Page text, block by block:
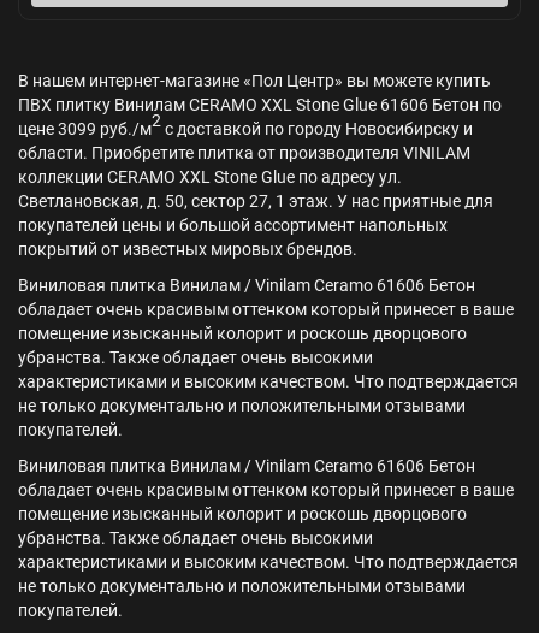
В нашем интернет-магазине «Пол Центр» вы можете купить
ПВХ плитку Винилам CERAMO XXL Stone Glue 61606 Бетон по
цене 3099 руб./м2с доставкой по городу Новосибирску и
области. Приобретите плитка от производителя VINILAM
коллекции CERAMO XXL Stone Glue по адресу ул.
Светлановская, д. 50, сектор 27, 1 этаж. У нас приятные для
покупателей цены и большой ассортимент напольных
покрытий от известных мировых брендов.
Виниловая плитка Винилам / Vinilam Ceramo 61606 Бетон
обладает очень красивым оттенком который принесет в ваше
помещение изысканный колорит и роскошь дворцового
убранства. Также обладает очень высокими
характеристиками и высоким качеством. Что подтверждается
не только документально и положительными отзывами
покупателей.
Виниловая плитка Винилам / Vinilam Ceramo 61606 Бетон
обладает очень красивым оттенком который принесет в ваше
помещение изысканный колорит и роскошь дворцового
убранства. Также обладает очень высокими
характеристиками и высоким качеством. Что подтверждается
не только документально и положительными отзывами
покупателей.